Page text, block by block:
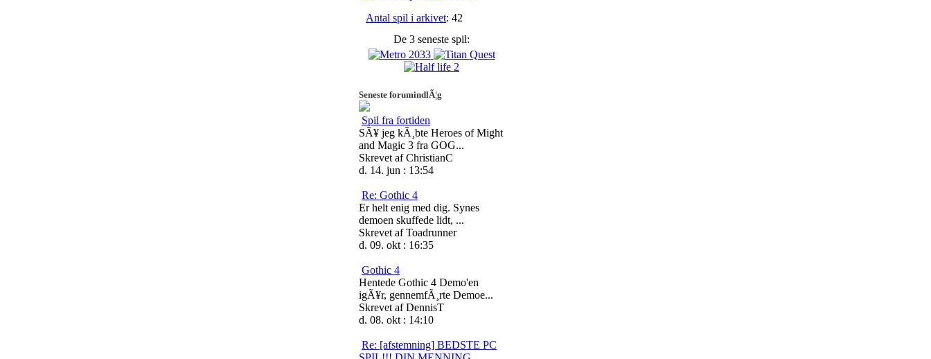
Antal spil i arkivet: 42
De 3 seneste spil:
Seneste forumindlÃ¦g
Spil fra fortiden
SÃ¥ jeg kÃ¸bte Heroes of Might
and Magic 3 fra GOG...
Skrevet af ChristianC
d. 14. jun : 13:54
Re: Gothic 4
Er helt enig med dig. Synes
demoen skuffede lidt, ...
Skrevet af Toadrunner
d. 09. okt : 16:35
Gothic 4
Hentede Gothic 4 Demo'en
igÃ¥r, gennemfÃ¸rte Demoe...
Skrevet af DennisT
d. 08. okt : 14:10
Re: [afstemning] BEDSTE PC